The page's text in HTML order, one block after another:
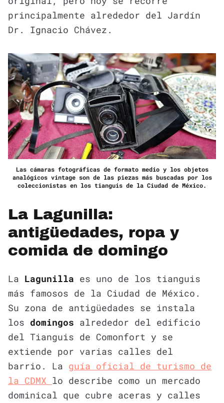
principalmente alrededor del Jardín
Dr. Ignacio Chávez.
Las cámaras fotográficas de formato medio y los objetos
analógicos vintage son de las piezas más buscadas por los
coleccionistas en los tianguis de la Ciudad de México.
La Lagunilla:
antigüedades, ropa y
comida de domingo
La Lagunilla es uno de los tianguis
más famosos de la Ciudad de México.
Su zona de antigüedades se instala
los domingos alrededor del edificio
del Tianguis de Comonfort y se
extiende por varias calles del
barrio. La guía oficial de turismo de
la CDMX lo describe como un mercado
dominical que cubre aceras y calles